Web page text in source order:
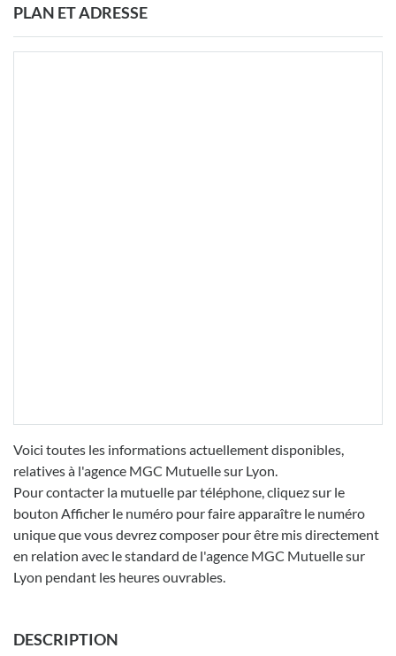
PLAN ET ADRESSE
Voici toutes les informations actuellement disponibles,
relatives à l'agence MGC Mutuelle sur Lyon.
Pour contacter la mutuelle par téléphone, cliquez sur le
bouton Afficher le numéro pour faire apparaître le numéro
unique que vous devrez composer pour être mis directement
en relation avec le standard de l'agence MGC Mutuelle sur
Lyon pendant les heures ouvrables.
DESCRIPTION